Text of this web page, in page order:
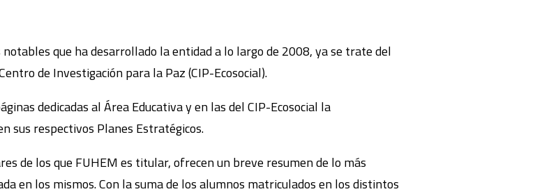
que ha desarrollado la entidad a lo largo de 2008, ya se trate del
de Investigación para la Paz (CIP-Ecosocial).
dedicadas al Área Educativa y en las del CIP-Ecosocial la
sus respectivos Planes Estratégicos.
de los que FUHEM es titular, ofrecen un breve resumen de lo más
en los mismos. Con la suma de los alumnos matriculados en los distintos